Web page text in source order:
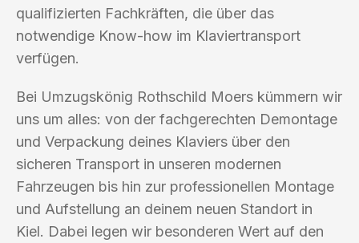
qualifizierten Fachkräften, die über das
notwendige Know-how im Klaviertransport
verfügen.
Bei Umzugskönig Rothschild Moers kümmern wir
uns um alles: von der fachgerechten Demontage
und Verpackung deines Klaviers über den
sicheren Transport in unseren modernen
Fahrzeugen bis hin zur professionellen Montage
und Aufstellung an deinem neuen Standort in
Kiel. Dabei legen wir besonderen Wert auf den